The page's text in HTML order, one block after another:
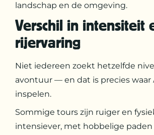
landschap en de omgeving.
Verschil in intensiteit
rijervaring
Niet iedereen zoekt hetzelfde
avontuur — en dat is precies waar
inspelen.
Sommige tours zijn ruiger en
intensiever, met hobbelige